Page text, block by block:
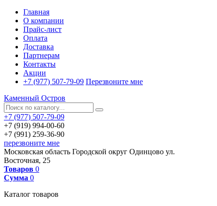
Главная
О компании
Прайс-лист
Оплата
Доставка
Партнерам
Контакты
Акции
+7 (977) 507-79-09 Перезвоните мне
Каменный Остров
+7 (977) 507-79-09
+7 (919) 994-00-60
+7 (991) 259-36-90
перезвоните мне
Московская область Городской округ Одинцово ул.
Восточная, 25
Товаров 0
Сумма 0
Каталог товаров